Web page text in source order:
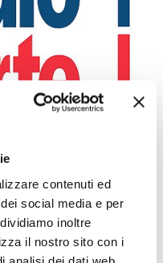
contenuti ed
social media e per
inoltre
il nostro sito con i